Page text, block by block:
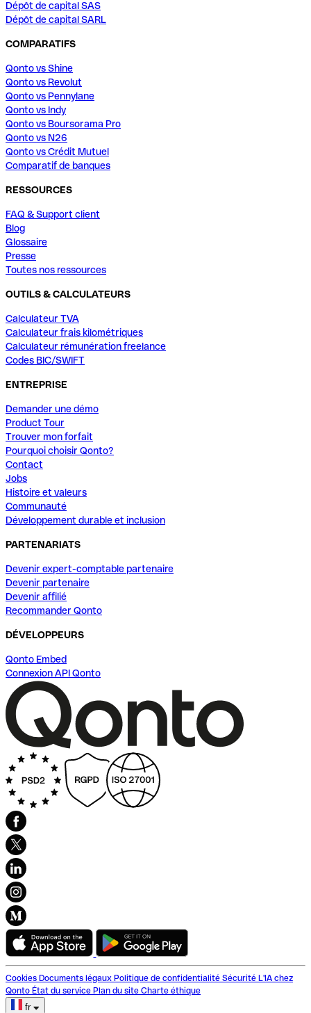
Dépôt de capital SAS
Dépôt de capital SARL
COMPARATIFS
Qonto vs Shine
Qonto vs Revolut
Qonto vs Pennylane
Qonto vs Indy
Qonto vs Boursorama Pro
Qonto vs N26
Qonto vs Crédit Mutuel
Comparatif de banques
RESSOURCES
FAQ & Support client
Blog
Glossaire
Presse
Toutes nos ressources
OUTILS & CALCULATEURS
Calculateur TVA
Calculateur frais kilométriques
Calculateur rémunération freelance
Codes BIC/SWIFT
ENTREPRISE
Demander une démo
Product Tour
Trouver mon forfait
Pourquoi choisir Qonto?
Contact
Jobs
Histoire et valeurs
Communauté
Développement durable et inclusion
PARTENARIATS
Devenir expert-comptable partenaire
Devenir partenaire
Devenir affilié
Recommander Qonto
DÉVELOPPEURS
Qonto Embed
Connexion API Qonto
Cookies Documents légaux Politique de confidentialité Sécurité L'IA chez
Qonto État du service Plan du site Charte éthique
fr